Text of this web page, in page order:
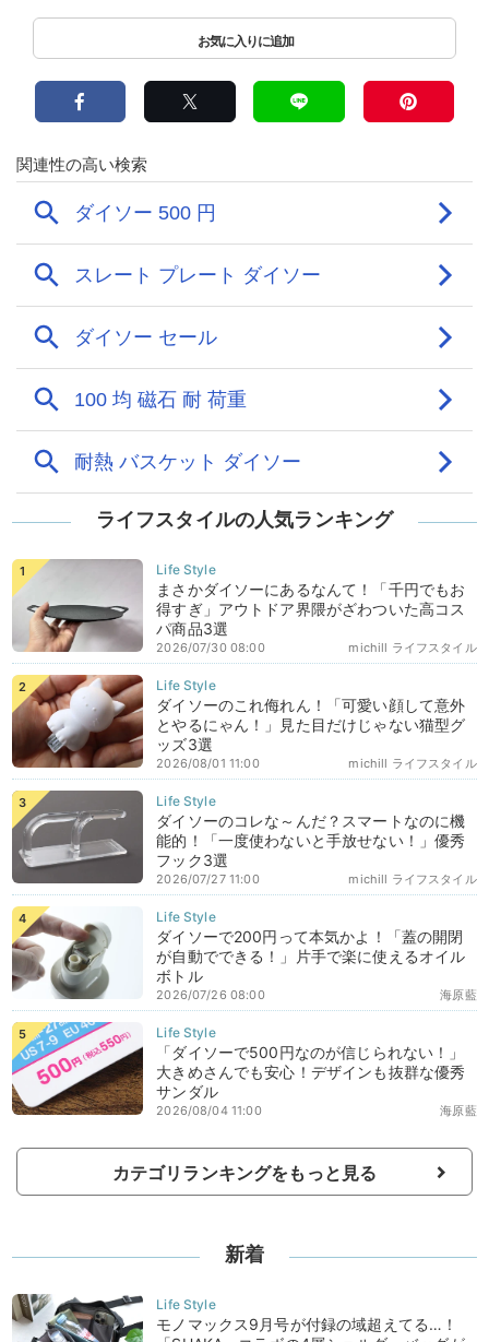
ライフスタイルの人気ランキング
まさかダイソーにあるなんて！「千円でもお
得すぎ」アウトドア界隈がざわついた高コス
パ商品3選
michill ライフスタイル
2026/07/30 08:00
ダイソーのこれ侮れん！「可愛い顔して意外
とやるにゃん！」見た目だけじゃない猫型グ
ッズ3選
michill ライフスタイル
2026/08/01 11:00
ダイソーのコレな～んだ？スマートなのに機
能的！「一度使わないと手放せない！」優秀
フック3選
michill ライフスタイル
2026/07/27 11:00
ダイソーで200円って本気かよ！「蓋の開閉
が自動でできる！」片手で楽に使えるオイル
ボトル
海原藍
2026/07/26 08:00
「ダイソーで500円なのが信じられない！」
大きめさんでも安心！デザインも抜群な優秀
サンダル
海原藍
2026/08/04 11:00
カテゴリランキングをもっと見る
新着
モノマックス9月号が付録の域超えてる…！